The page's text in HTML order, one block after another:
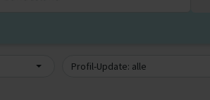
Profil-Update: alle